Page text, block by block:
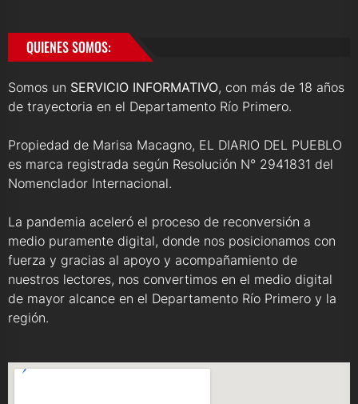
QUIENES SOMOS:
Somos un SERVICIO INFORMATIVO, con más de 18 años
de trayectoria en el Departamento Río Primero.
Propiedad de Marisa Macagno, EL DIARIO DEL PUEBLO
es marca registrada según Resolución N° 2941831 del
Nomenclador Internacional.
La pandemia aceleró el proceso de reconversión a
medio puramente digital, donde nos posicionamos con
fuerza y gracias al apoyo y acompañamiento de
nuestros lectores, nos convertimos en el medio digital
de mayor alcance en el Departamento Río Primero y la
región.